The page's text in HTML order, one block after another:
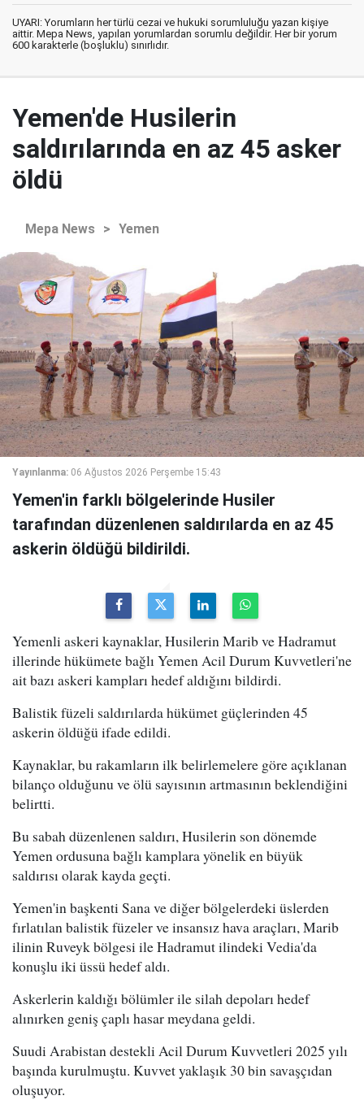
UYARI: Yorumların her türlü cezai ve hukuki sorumluluğu yazan kişiye
aittir. Mepa News, yapılan yorumlardan sorumlu değildir. Her bir yorum
600 karakterle (boşluklu) sınırlıdır.
Yemen'de Husilerin
saldırılarında en az 45 asker
öldü
Mepa News > Yemen
Yayınlanma: 06 Ağustos 2026 Perşembe 15:43
Yemen'in farklı bölgelerinde Husiler
tarafından düzenlenen saldırılarda en az 45
askerin öldüğü bildirildi.
Yemenli askeri kaynaklar, Husilerin Marib ve Hadramut
illerinde hükümete bağlı Yemen Acil Durum Kuvvetleri'ne
ait bazı askeri kampları hedef aldığını bildirdi.
Balistik füzeli saldırılarda hükümet güçlerinden 45
askerin öldüğü ifade edildi.
Kaynaklar, bu rakamların ilk belirlemelere göre açıklanan
bilanço olduğunu ve ölü sayısının artmasının beklendiğini
belirtti.
Bu sabah düzenlenen saldırı, Husilerin son dönemde
Yemen ordusuna bağlı kamplara yönelik en büyük
saldırısı olarak kayda geçti.
Yemen'in başkenti Sana ve diğer bölgelerdeki üslerden
fırlatılan balistik füzeler ve insansız hava araçları, Marib
ilinin Ruveyk bölgesi ile Hadramut ilindeki Vedia'da
konuşlu iki üssü hedef aldı.
Askerlerin kaldığı bölümler ile silah depoları hedef
alınırken geniş çaplı hasar meydana geldi.
Suudi Arabistan destekli Acil Durum Kuvvetleri 2025 yılı
başında kurulmuştu. Kuvvet yaklaşık 30 bin savaşçıdan
oluşuyor.